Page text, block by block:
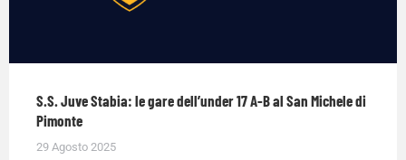
S.S. Juve Stabia: le gare dell’under 17 A-B al San Michele di
Pimonte
29 Agosto 2025